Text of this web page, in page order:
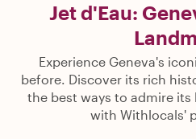
Jet d'Eau:
Experience Geneva's
before. Discover its rich
the best ways to admire
with Withlocals'